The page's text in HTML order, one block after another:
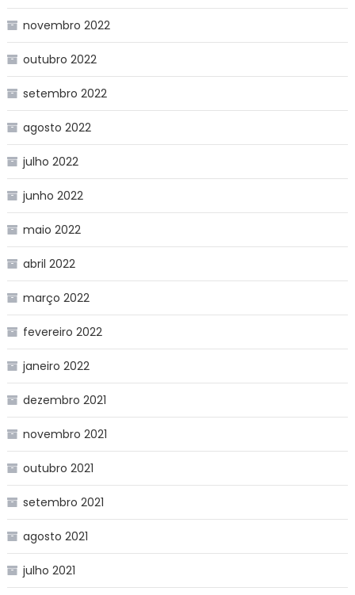
novembro 2022
outubro 2022
setembro 2022
agosto 2022
julho 2022
junho 2022
maio 2022
abril 2022
março 2022
fevereiro 2022
janeiro 2022
dezembro 2021
novembro 2021
outubro 2021
setembro 2021
agosto 2021
julho 2021